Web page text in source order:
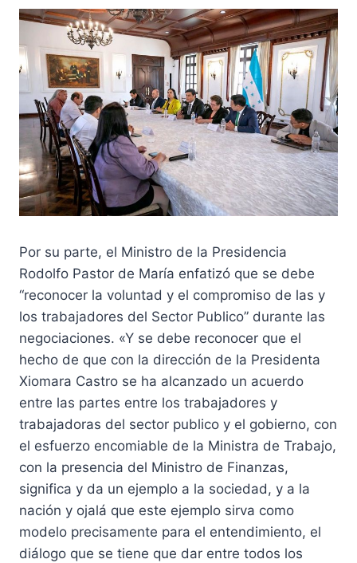
Por su parte, el Ministro de la Presidencia
Rodolfo Pastor de María enfatizó que se debe
“reconocer la voluntad y el compromiso de las y
los trabajadores del Sector Publico” durante las
negociaciones. «Y se debe reconocer que el
hecho de que con la dirección de la Presidenta
Xiomara Castro se ha alcanzado un acuerdo
entre las partes entre los trabajadores y
trabajadoras del sector publico y el gobierno, con
el esfuerzo encomiable de la Ministra de Trabajo,
con la presencia del Ministro de Finanzas,
significa y da un ejemplo a la sociedad, y a la
nación y ojalá que este ejemplo sirva como
modelo precisamente para el entendimiento, el
diálogo que se tiene que dar entre todos los